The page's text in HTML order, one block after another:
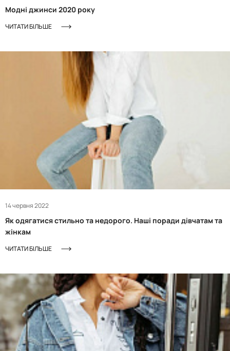
Модні джинси 2020 року
ЧИТАТИ БІЛЬШЕ
14 червня 2022
Як одягатися стильно та недорого. Наші поради дівчатам та
жінкам
ЧИТАТИ БІЛЬШЕ